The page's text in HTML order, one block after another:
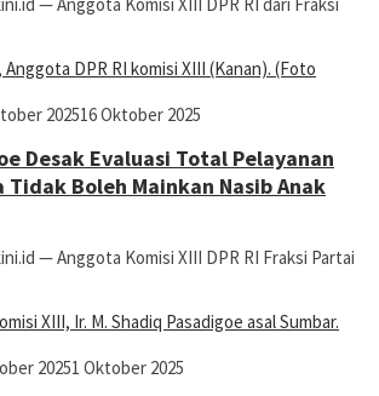
— Anggota Komisi XIII DPR RI dari Fraksi
202516 Oktober 2025
Desak Evaluasi Total Pelayanan
Tidak Boleh Mainkan Nasib Anak
— Anggota Komisi XIII DPR RI Fraksi Partai
20251 Oktober 2025